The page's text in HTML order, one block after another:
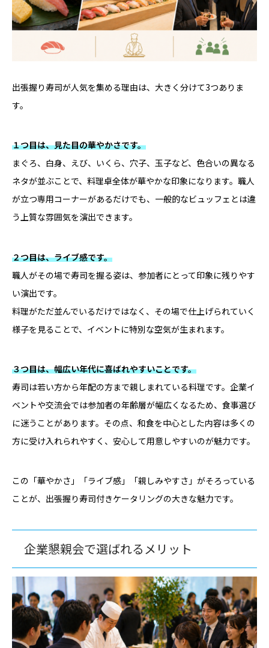
出張握り寿司が人気を集める理由は、大きく分けて3つありま
す。
１つ目は、見た目の華やかさです。
まぐろ、白身、えび、いくら、穴子、玉子など、色合いの異なる
ネタが並ぶことで、料理卓全体が華やかな印象になります。職人
が立つ専用コーナーがあるだけでも、一般的なビュッフェとは違
う上質な雰囲気を演出できます。
２つ目は、ライブ感です。
職人がその場で寿司を握る姿は、参加者にとって印象に残りやす
い演出です。
料理がただ並んでいるだけではなく、その場で仕上げられていく
様子を見ることで、イベントに特別な空気が生まれます。
３つ目は、幅広い年代に喜ばれやすいことです。
寿司は若い方から年配の方まで親しまれている料理です。企業イ
ベントや交流会では参加者の年齢層が幅広くなるため、食事選び
に迷うことがあります。その点、和食を中心とした内容は多くの
方に受け入れられやすく、安心して用意しやすいのが魅力です。
この「華やかさ」「ライブ感」「親しみやすさ」がそろっている
ことが、出張握り寿司付きケータリングの大きな魅力です。
企業懇親会で選ばれるメリット